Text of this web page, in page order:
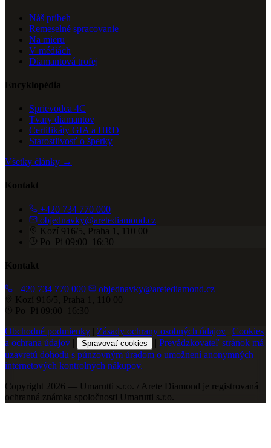
Náš príbeh
Remeselné spracovanie
Na mieru
V médiách
Diamantová trofej
Encyklopédia
Sprievodca 4C
Tvary diamantov
Certifikáty GIA a HRD
Starostlivosť o šperky
Všetky články →
Kontakt
+420 734 770 000
objednavky@aretediamond.cz
Kozí 916/5, Praha 1, 110 00
Po–Pi 09:00–16:30
Kontakt
+420 734 770 000
objednavky@aretediamond.cz
Kozí 916/5, Praha 1, 110 00
Po–Pi 09:00–16:30
Obchodné podmienky | Zásady ochrany osobných údajov | Cookies
a ochrana údajov | Spravovať cookies | Prevádzkovateľ stránok má
uzavretú dohodu s púnzovným úradom o umožnení anonymných
internetových kontrolných nákupov.
Copyright 2026 — Umarutti s.r.o. / Arete Diamond je registrovaná
ochranná známka spoločnosti Umarutti s.r.o.